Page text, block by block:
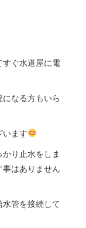
すぐ水道屋に電
なる方もいら
います
り止水をしま
はありません
管を接続して